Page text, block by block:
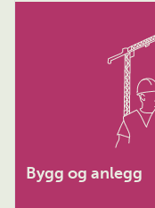
Bygg og anlegg